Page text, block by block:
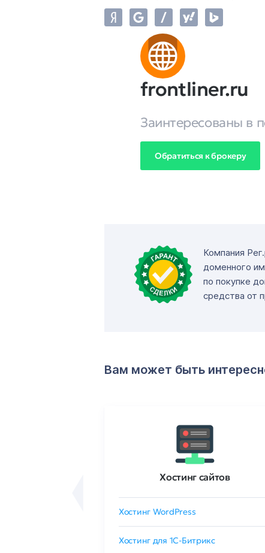
frontliner.ru
Заинтересованы в
Обратиться к брокеру
Компания
доменного
по покупке
средства от
Вам может быть
Хостинг сайтов
Хостинг WordPress
Хостинг для 1C-Битрикс